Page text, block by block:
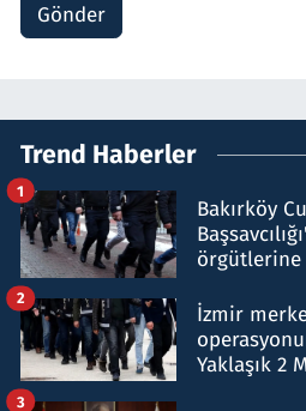
Gönder
Trend Haberler
Bakırköy
örgütlerine
1
İzmir
Yaklaşık 2
2
3